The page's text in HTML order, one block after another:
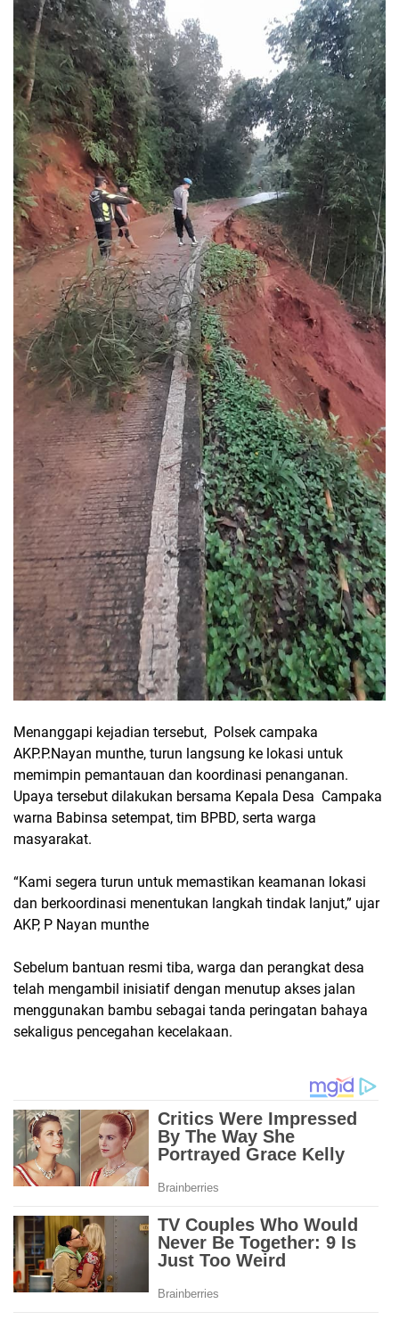
Menanggapi kejadian tersebut, Polsek campaka
AKP.P.Nayan munthe, turun langsung ke lokasi untuk
memimpin pemantauan dan koordinasi penanganan.
Upaya tersebut dilakukan bersama Kepala Desa Campaka
warna Babinsa setempat, tim BPBD, serta warga
masyarakat.
“Kami segera turun untuk memastikan keamanan lokasi
dan berkoordinasi menentukan langkah tindak lanjut,” ujar
AKP, P Nayan munthe
Sebelum bantuan resmi tiba, warga dan perangkat desa
telah mengambil inisiatif dengan menutup akses jalan
menggunakan bambu sebagai tanda peringatan bahaya
sekaligus pencegahan kecelakaan.